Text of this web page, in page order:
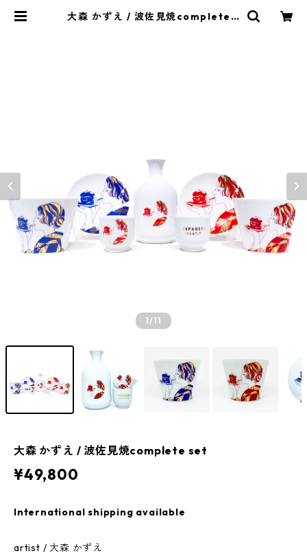
大森 かずえ / 波佐見焼complete s
1/11
大森 かずえ / 波佐見焼complete set
¥49,800
International shipping available
artist / 大森 かずえ